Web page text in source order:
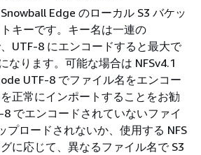
Edge のローカル S3 バケッ
キーです。キー名は一連の
UTF-8 にエンコードすると最大で
なります。可能な場合は NFSv4.1
UTF-8 でファイル名をエンコー
正常にインポートすることをお勧
でエンコードされていないファイ
プロードされないか、使用する NFS
に応じて、異なるファイル名で S3